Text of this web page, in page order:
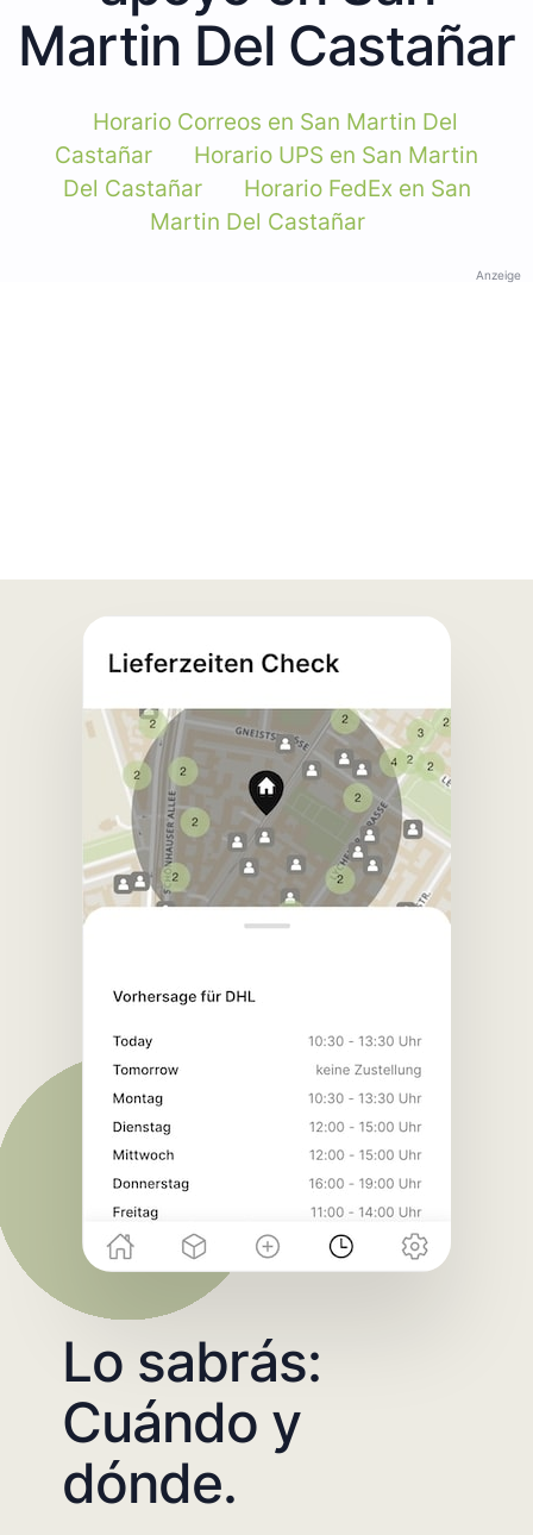
Martin Del Castañar
Horario Correos en San Martin Del
Castañar
Horario UPS en San Martin
Del Castañar
Horario FedEx en San
Martin Del Castañar
Anzeige
Lo sabrás:
Cuándo y
dónde.